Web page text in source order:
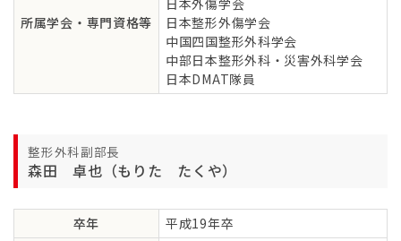
所属学会・専門資格等
日本外傷学会
日本整形外傷学会
中国四国整形外科学会
中部日本整形外科・災害外科学会
日本DMAT隊員
整形外科副部長
森田 卓也（もりた たくや）
卒年 平成19年卒